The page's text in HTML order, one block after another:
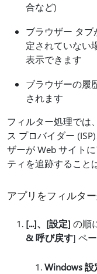
合など)
ブラウザー タ
定されていない
表示できます
ブラウザーの履
されます
フィルター処理では
ス プロバイダー
ザーが Web サイト
ティを追跡すること
アプリをフィルタ
[...]、[設定] の順
& 呼び戻す] ペ
Windows 設